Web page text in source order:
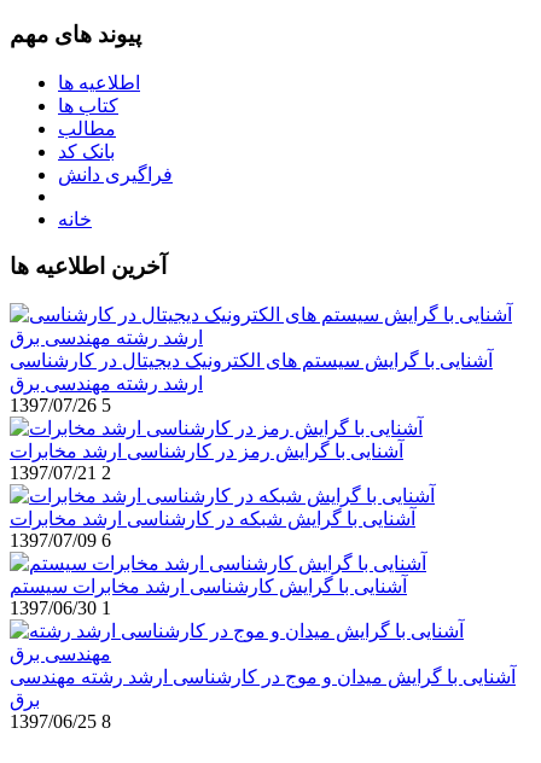
پیوند های مهم
اطلاعیه ها
کتاب ها
مطالب
بانک کد
فراگیری دانش
خانه
آخرین اطلاعیه ها
آشنایی با گرایش سیستم های الکترونیک دیجیتال در کارشناسی
ارشد رشته مهندسی برق
1397/07/26 5
آشنایی با گرایش رمز در کارشناسی ارشد مخابرات
1397/07/21 2
آشنایی با گرایش شبکه در کارشناسی ارشد مخابرات
1397/07/09 6
آشنایی با گرایش کارشناسی ارشد مخابرات سیستم
1397/06/30 1
آشنایی با گرایش میدان و موج در کارشناسی ارشد رشته مهندسی
برق
1397/06/25 8